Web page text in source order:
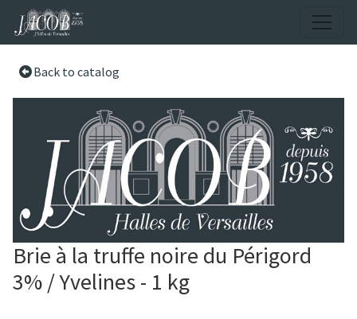
Back to catalog
Brie à la truffe noire du Périgord
3% / Yvelines - 1 kg